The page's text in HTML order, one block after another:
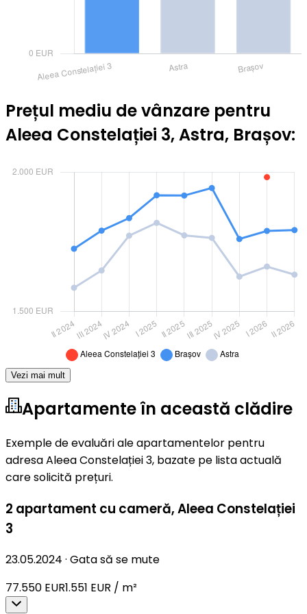
Prețul mediu de vânzare pentru
Aleea Constelației 3, Astra, Brașov:
Vezi mai mult
Apartamente în această clădire
Exemple de evaluări ale apartamentelor pentru
adresa Aleea Constelației 3, bazate pe lista actuală
care solicită prețuri.
2 apartament cu cameră,Aleea Constelației
3
23.05.2024 · Gata să se mute
77.550 EUR1.551 EUR / m²